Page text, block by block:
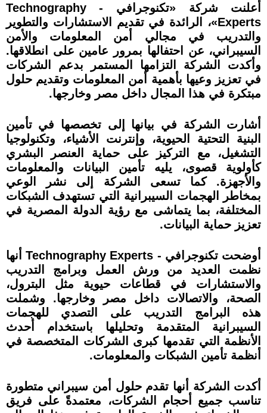
أعلنت شركة «تكنوجرافي - Technography
Experts»، الرائدة في تقديم الاستشارات والتطوير
والتدريب في مجالي أمن المعلومات والأمن
السيبراني، عن احتفالها بمرور عامين على انطلاقها.
وأكدت الشركة التزامها المستمر بدعم الشركات
في تعزيز وعيها بأهمية أمن المعلومات وتقديم حلول
مبتكرة في هذا المجال داخل مصر وخارجها.
أشارت الشركة في بيانها إلى تخصصها في تأمين
البنية التحتية الحيوية، وإنترنت الأشياء، وتكنولوجيا
التشغيل، مع التركيز على حماية العنصر البشري
كأولوية قصوى، يليه تأمين البيانات والمعلومات
والأجهزة. كما تسعى الشركة إلى نشر الوعي
بمخاطر الهجمات السيبرانية التي تستهدف الشبكات
المختلفة، بما يتماشى مع رؤية الدولة المصرية في
تعزيز حماية البيانات.
أوضحت تكنوجرافي - Technography Experts أنها
نظمت العديد من ورش العمل وبرامج التدريب
والاستشارات في قطاعات حيوية مثل البترول،
الصحة، والاتصالات داخل مصر وخارجها. وشملت
هذه البرامج التدريب على التصدي للهجمات
السيبرانية المتقدمة وتحليلها باستخدام أحدث
الأنظمة التي تقدمها كبرى الشركات المتخصصة في
أنظمة تأمين الشبكات والمعلومات.
أكدت الشركة أنها تقدم حلول أمن سيبراني متطورة
تناسب جميع أحجام الشركات، معتمدةً على فريق